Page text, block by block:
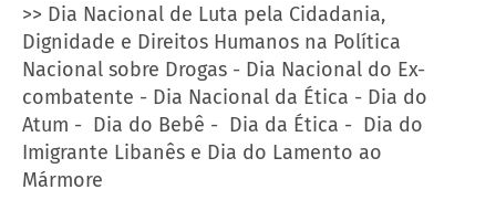
>> Dia Nacional de Luta pela Cidadania,
Dignidade e Direitos Humanos na Política
Nacional sobre Drogas - Dia Nacional do Ex-
combatente - Dia Nacional da Ética - Dia do
Atum - Dia do Bebê - Dia da Ética - Dia do
Imigrante Libanês e Dia do Lamento ao
Mármore